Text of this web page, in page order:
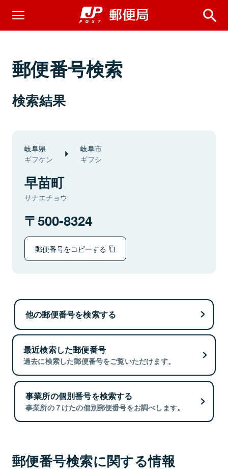
郵便番号検索
検索結果
岐阜県
ギフケン
岐阜市
ギフシ
早苗町
サナエチョウ
500-8324
郵便番号をコピーする
他の郵便番号を検索する
最近検索した郵便番号
過去に検索した郵便番号をご覧いただけます。
事業所の個別番号を検索する
事業所の７けたの個別郵便番号をお調べします。
郵便番号検索に関する情報